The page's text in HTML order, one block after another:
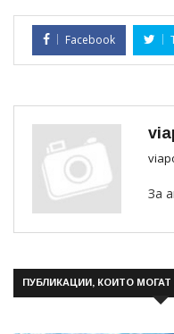
Facebook
За
ПУБЛИКАЦИИ, КОИТО